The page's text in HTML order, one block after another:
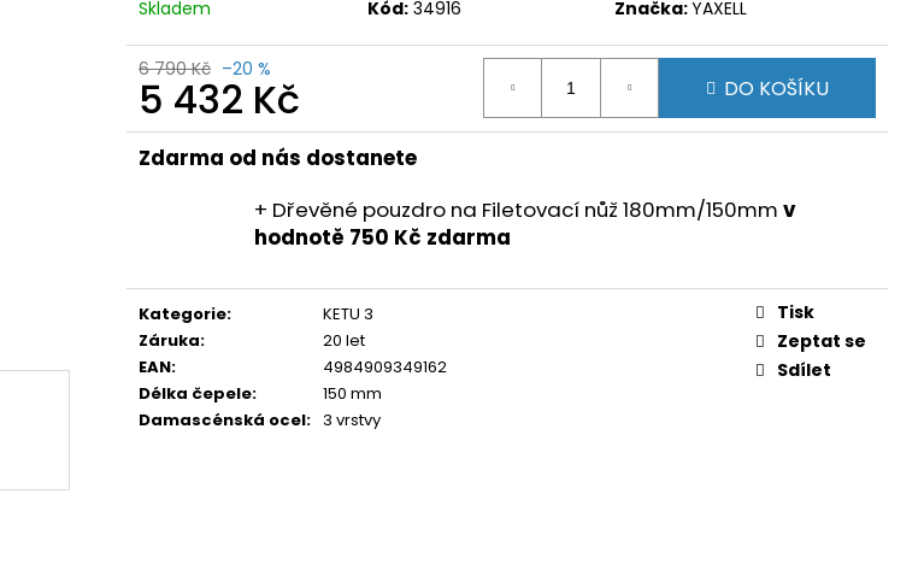
Skladem Kód: 34916 Značka:YAXELL
6 790 Kč –20 %
5 432 Kč
Měrná
cena:
DO KOŠÍKU
Zdarma od nás dostanete
+ Dřevěné pouzdro na Filetovací nůž 180mm/150mm v
hodnotě 750 Kč zdarma
Kategorie:
KETU 3
Záruka:
20 let
EAN:
4984909349162
Délka čepele:
150 mm
Damascénská ocel: 3 vrstvy
Tisk
Zeptat se
Sdílet